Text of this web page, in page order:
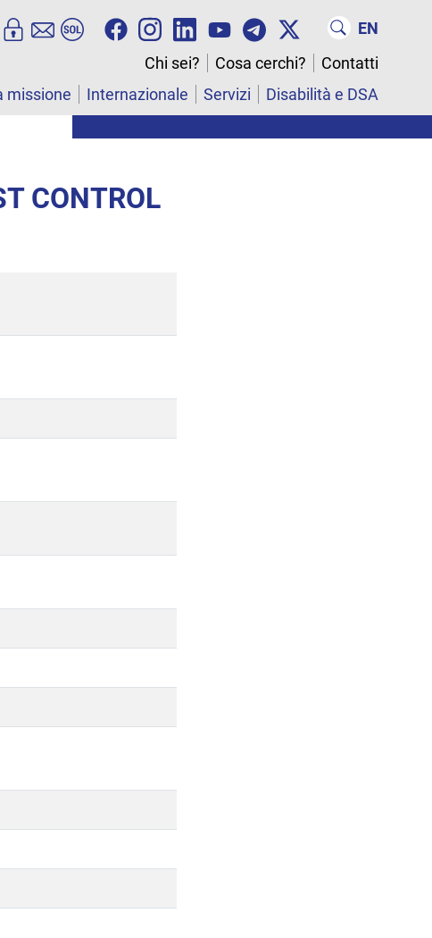
EN
Chi sei?
Cosa cerchi?
Contatti
missione Internazionale Servizi Disabilità e DSA
CONTROL